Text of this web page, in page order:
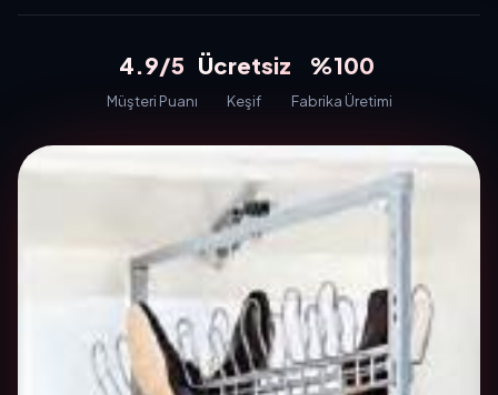
4.9/5
Müşteri Puanı
Ücretsiz
Keşif
%100
Fabrika Üretimi